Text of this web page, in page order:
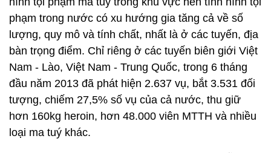
phạm trong nước có xu hướng gia tăng cả về số
lượng, quy mô và tính chất, nhất là ở các tuyến, địa
bàn trọng điểm. Chỉ riêng ở các tuyến biên giới Việt
Nam - Lào, Việt Nam - Trung Quốc, trong 6 tháng
đầu năm 2013 đã phát hiện 2.637 vụ, bắt 3.531 đối
tượng, chiếm 27,5% số vụ của cả nước, thu giữ
hơn 160kg heroin, hơn 48.000 viên MTTH và nhiều
loại ma tuý khác.